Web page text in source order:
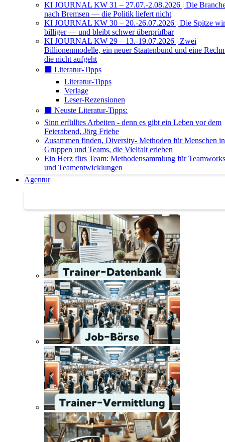
KI JOURNAL KW 31 – 27.07.-2.08.2026 | Die
nach Bremsen — die Politik liefert nicht
KI JOURNAL KW 30 – 20.-26.07.2026 | Die Spitze
billiger — und bleibt schwer überprüfbar
KI JOURNAL KW 29 – 13.-19.07.2026 | Zwei
Billionenmodelle, ein neuer Staatenbund und eine
die nicht aufgeht
⬛️ Literatur-Tipps
Literatur-Tipps
Verlage
Leser-Rezensionen
⬛️ Neuste Literatur-Tipps:
Sinn erfülltes Arbeiten - denn es gibt ein Leben vor dem
Feierabend, Jörg Friebe
Zusammen finden, Diversity- Methoden für Menschen in
Gruppen und Teams, die Vielfalt erleben
Ein Herz fürs Team: Methodensammlung für
und Teamentwicklungen
Agentur